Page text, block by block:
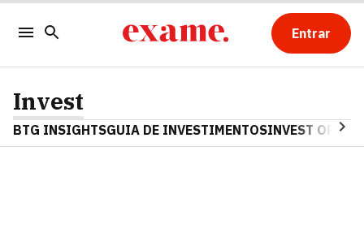
Entrar
Invest
BTG INSIGHTSGUIA DE INVESTIMENTOSINVEST OPINA